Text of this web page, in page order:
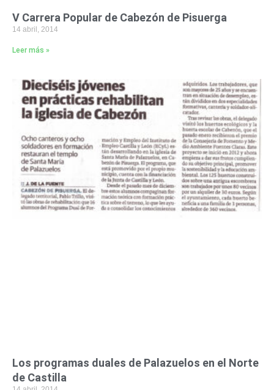
V Carrera Popular de Cabezón de Pisuerga
14 abril, 2014
Leer más »
Los programas duales de Palazuelos en el Norte
de Castilla